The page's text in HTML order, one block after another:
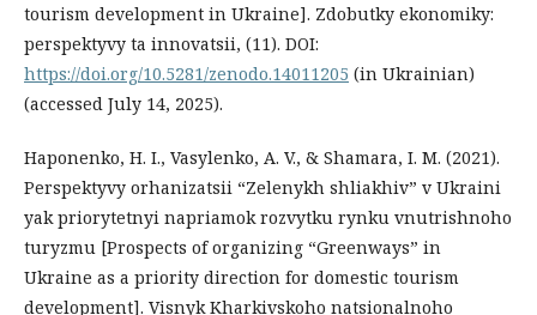
tourism development in Ukraine]. Zdobutky ekonomiky:
perspektyvy ta innovatsii, (11). DOI:
https://doi.org/10.5281/zenodo.14011205 (in Ukrainian)
(accessed July 14, 2025).
Haponenko, H. I., Vasylenko, A. V., & Shamara, I. M. (2021).
Perspektyvy orhanizatsii “Zelenykh shliakhiv” v Ukraini
yak priorytetnyi napriamok rozvytku rynku vnutrishnoho
turyzmu [Prospects of organizing “Greenways” in
Ukraine as a priority direction for domestic tourism
development]. Visnyk Kharkivskoho natsionalnoho